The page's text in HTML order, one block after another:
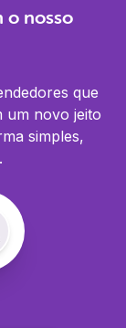
o nosso
que
um novo jeito
simples,